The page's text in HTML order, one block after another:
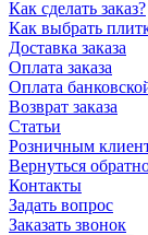
Как сделать заказ?
Как выбрать
Доставка заказа
Оплата заказа
Оплата
Возврат заказа
Статьи
Розничным
Вернуться
Контакты
Задать вопрос
Заказать звонок